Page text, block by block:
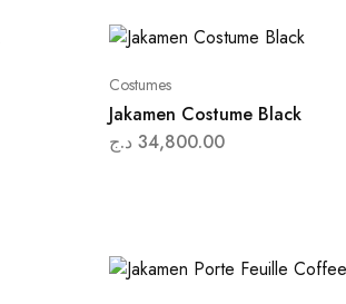
Costumes
Jakamen Costume Black
34,800.00 د.ج